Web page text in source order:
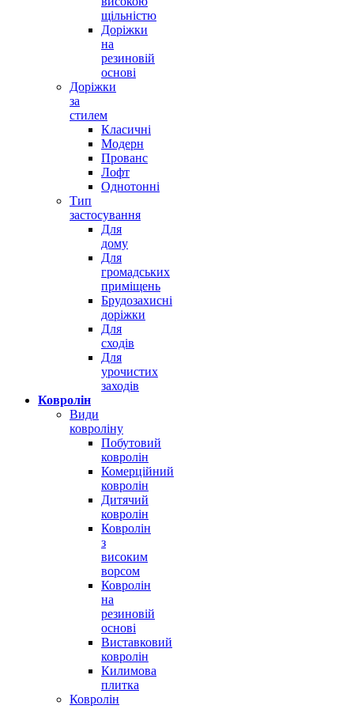
щільністю
Доріжки
на
резиновій
основі
Доріжки
за
стилем
Класичні
Модерн
Прованс
Лофт
Однотонні
Тип
застосування
Для
дому
Для
громадських
приміщень
Брудозахисні
доріжки
Для
сходів
Для
урочистих
заходів
Ковролін
Види
ковроліну
Побутовий
ковролін
Комерційний
ковролін
Дитячий
ковролін
Ковролін
з
високим
ворсом
Ковролін
на
резиновій
основі
Виставковий
ковролін
Килимова
плитка
Ковролін